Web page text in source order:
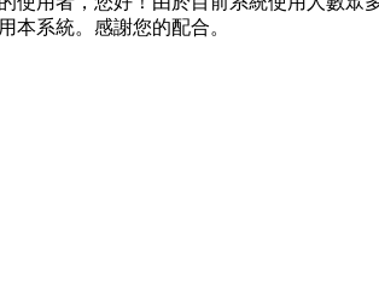
本系統。感謝您的配合。